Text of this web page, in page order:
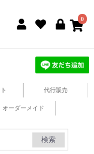
0
代行販売
オーダーメイド
検索